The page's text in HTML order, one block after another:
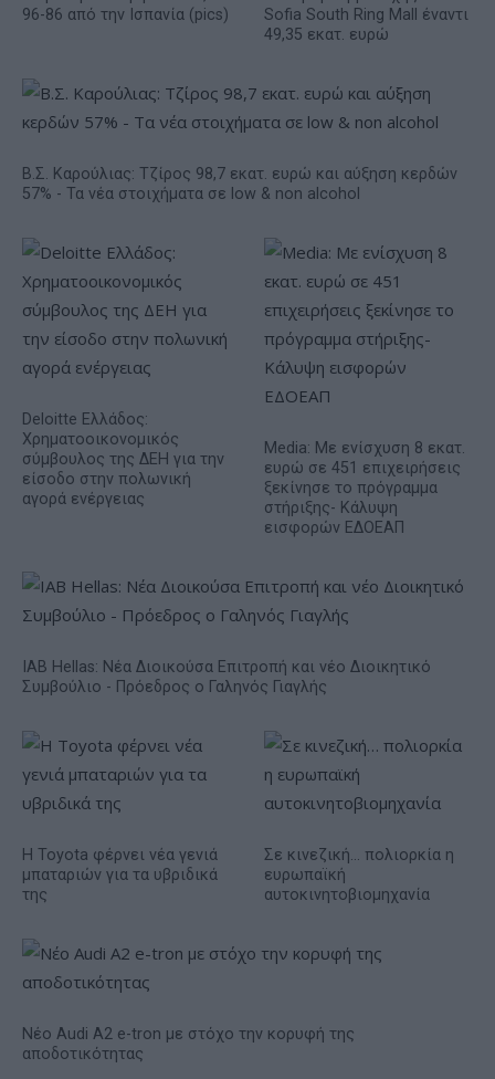
96-86 από την Ισπανία (pics)
Sofia South Ring Mall έναντι
49,35 εκατ. ευρώ
Β.Σ. Καρούλιας: Τζίρος 98,7 εκατ. ευρώ και αύξηση κερδών
57% - Τα νέα στοιχήματα σε low & non alcohol
Deloitte Ελλάδος:
Χρηματοοικονομικός
σύμβουλος της ΔΕΗ για την
είσοδο στην πολωνική
αγορά ενέργειας
Media: Με ενίσχυση 8 εκατ.
ευρώ σε 451 επιχειρήσεις
ξεκίνησε το πρόγραμμα
στήριξης- Κάλυψη
εισφορών ΕΔΟΕΑΠ
IAB Hellas: Νέα Διοικούσα Επιτροπή και νέο Διοικητικό
Συμβούλιο - Πρόεδρος ο Γαληνός Γιαγλής
Η Toyota φέρνει νέα γενιά
μπαταριών για τα υβριδικά
της
Σε κινεζική… πολιορκία η
ευρωπαϊκή
αυτοκινητοβιομηχανία
Νέο Audi A2 e-tron με στόχο την κορυφή της
αποδοτικότητας